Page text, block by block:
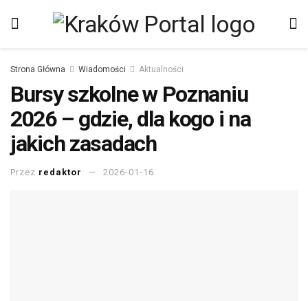
Strona Główna Wiadomości Aktualności
Bursy szkolne w Poznaniu
2026 – gdzie, dla kogo i na
jakich zasadach
Przez redaktor 2026-01-16